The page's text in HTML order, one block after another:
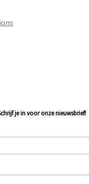
je in voor onze nieuwsbrief!